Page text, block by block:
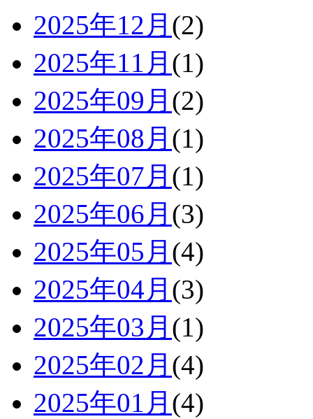
2025年12月 (2)
2025年11月 (1)
2025年09月 (2)
2025年08月 (1)
2025年07月 (1)
2025年06月 (3)
2025年05月 (4)
2025年04月 (3)
2025年03月 (1)
2025年02月 (4)
2025年01月 (4)